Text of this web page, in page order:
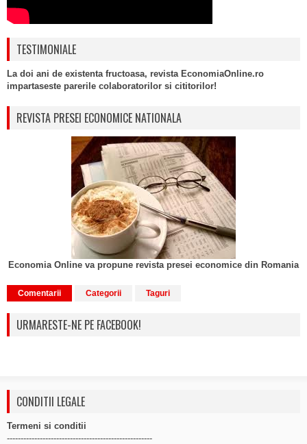
TESTIMONIALE
La doi ani de existenta fructoasa, revista EconomiaOnline.ro
impartaseste parerile colaboratorilor si cititorilor!
REVISTA PRESEI ECONOMICE NATIONALA
Economia Online va propune revista presei economice din Romania
Comentarii Categorii Taguri
URMARESTE-NE PE FACEBOOK!
CONDITII LEGALE
Termeni si conditii
-----------------------------------------------------